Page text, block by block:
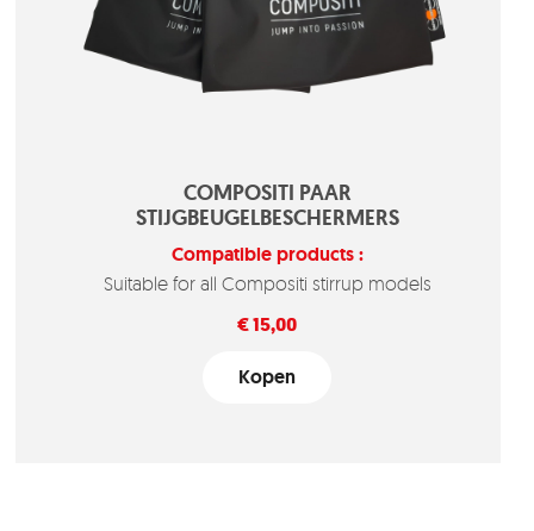
COMPOSITI PAAR
STIJGBEUGELBESCHERMERS
Compatible products :
Suitable for all Compositi stirrup models
Prijs
€ 15,00
Kopen